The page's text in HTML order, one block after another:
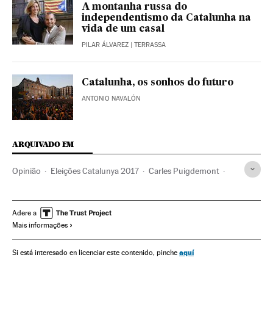
A montanha russa do
independentismo da Catalunha na
vida de um casal
PILAR ÁLVAREZ | TERRASSA
Catalunha, os sonhos do futuro
ANTONIO NAVALÓN
ARQUIVADO EM
Opinião Eleições Catalunya 2017 Carles Puigdemont
Independentismo Catalunha
Política
Adere a
Mais informações
Si está interesado en licenciar este contenido, pinche aquí